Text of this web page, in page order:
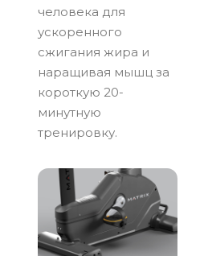
человека для
ускоренного
сжигания жира и
наращивая мышц за
короткую 20-
минутную
тренировку.